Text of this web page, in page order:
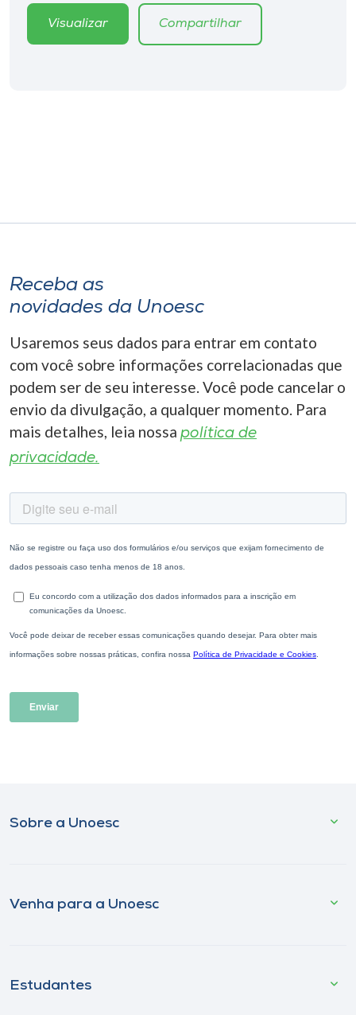
Visualizar Compartilhar
Receba as
novidades da Unoesc
Usaremos seus dados para entrar em contato
com você sobre informações correlacionadas que
podem ser de seu interesse. Você pode cancelar o
envio da divulgação, a qualquer momento. Para
mais detalhes, leia nossa política de
privacidade.
Sobre a Unoesc
Venha para a Unoesc
Estudantes